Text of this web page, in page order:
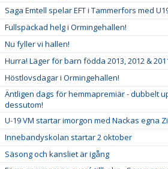
Saga Emtell spelar EFT i Tammerfors med
Fullspäckad helg i Ormingehallen!
Nu fyller vi hallen!
Hurra! Läger för barn födda 2013, 2012 &
Höstlovsdagar i Ormingehallen!
Äntligen dags för hemmapremiär - dubbelt
dessutom!
U-19 VM startar imorgon med Nackas egna
Innebandyskolan startar 2 oktober
Säsong och kansliet är igång